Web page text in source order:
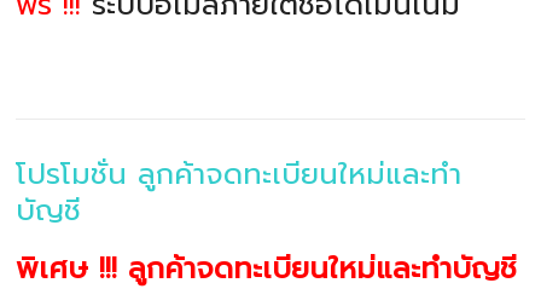
โปรโมชั่น ลูกค้าจดทะเบียนใหม่และทำ
บัญชี
พิเศษ !!! ลูกค้าจดทะเบียนใหม่และทำบัญชี